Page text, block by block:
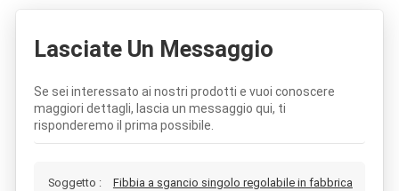
Lasciate Un Messaggio
Se sei interessato ai nostri prodotti e vuoi conoscere
maggiori dettagli, lascia un messaggio qui, ti
risponderemo il prima possibile.
Soggetto : Fibbia a sgancio singolo regolabile in fabbrica